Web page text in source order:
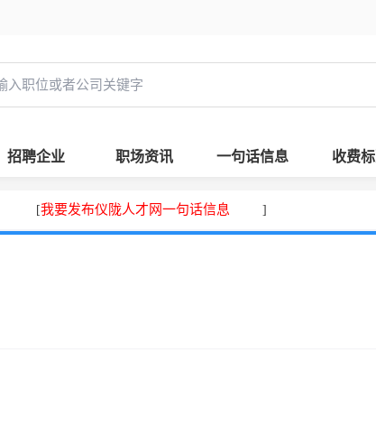
招聘企业 职场资讯 一句话信息 收费
[我要发布仪陇人才网一句话信息 ]